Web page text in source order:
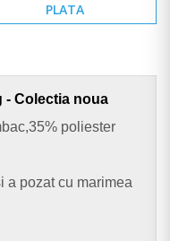
PLATA
- Colectia noua
poliester
a pozat cu marimea